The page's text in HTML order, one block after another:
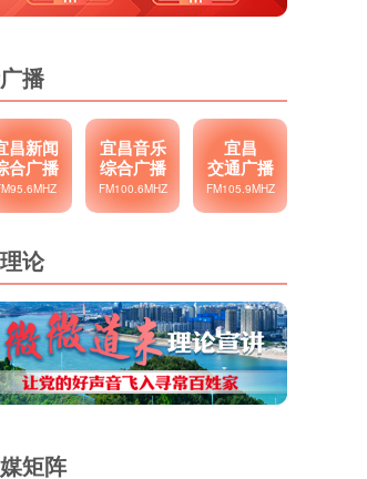
播
昌新闻
合广播
宜昌音乐
综合广播
FM100.6MHZ
宜昌
交通广播
FM105.9MHZ
论
矩阵